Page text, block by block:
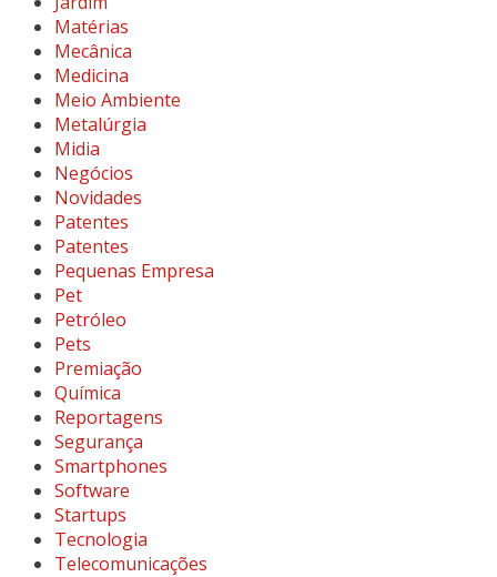
Matérias
Mecânica
Medicina
Meio Ambiente
Metalúrgia
Midia
Negócios
Novidades
Patentes
Patentes
Pequenas Empresa
Pet
Petróleo
Pets
Premiação
Química
Reportagens
Segurança
Smartphones
Software
Startups
Tecnologia
Telecomunicações